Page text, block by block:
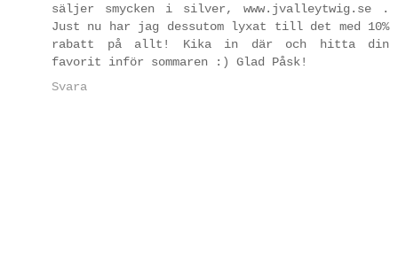
säljer smycken i silver, www.jvalleytwig.se .
Just nu har jag dessutom lyxat till det med 10%
rabatt på allt! Kika in där och hitta din
favorit inför sommaren :) Glad Påsk!
Svara